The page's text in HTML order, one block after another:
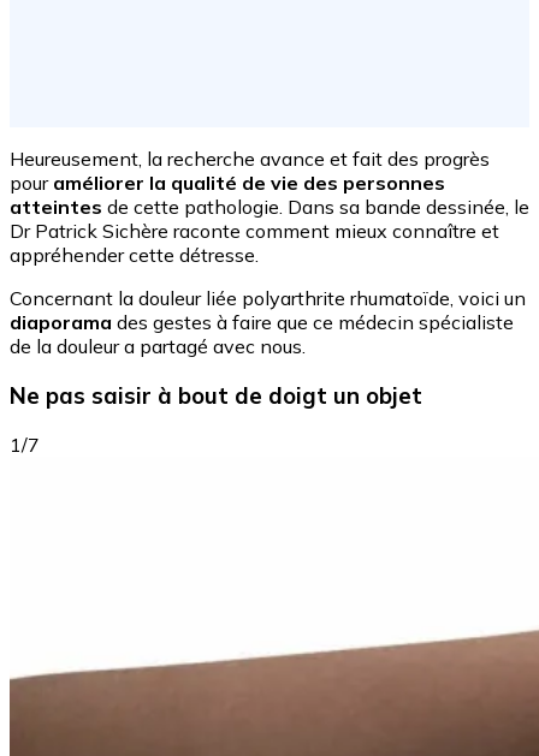
Heureusement, la recherche avance et fait des progrès
pour améliorer la qualité de vie des personnes
atteintes de cette pathologie. Dans sa bande dessinée, le
Dr Patrick Sichère raconte comment mieux connaître et
appréhender cette détresse.
Concernant la douleur liée polyarthrite rhumatoïde, voici un
diaporama des gestes à faire que ce médecin spécialiste
de la douleur a partagé avec nous.
Ne pas saisir à bout de doigt un objet
1/7